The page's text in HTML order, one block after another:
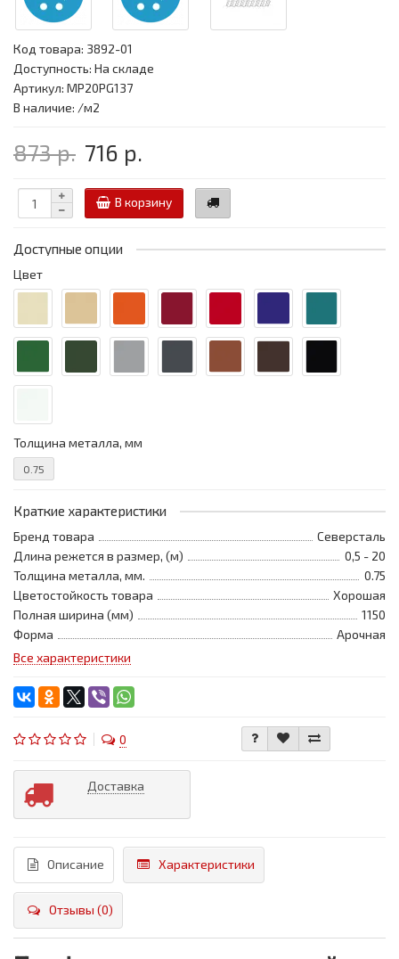
Код товара: 3892-01
Доступность: На складе
Артикул: MP20PG137
В наличие: /м2
873 р. 716 р.
В корзину
Доступные опции
Цвет
Толщина металла, мм
0.75
Краткие характеристики
Бренд товара
Северсталь
Длина режется в размер, (м)
0,5 - 20
Толщина металла, мм.
0.75
Цветостойкость товара
Хорошая
Полная ширина (мм)
1150
Форма
Арочная
Все характеристики
0
Доставка
Описание Характеристики
Отзывы (0)